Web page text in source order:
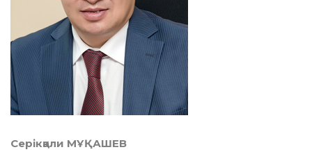
Серікқали МҰҚАШЕВ